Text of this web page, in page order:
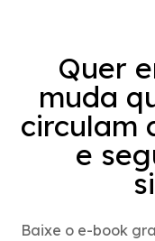
Quer
muda
circulam
e
Baixe o e-book